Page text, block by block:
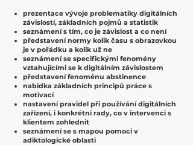
prezentace vývoje problematiky digitálních
závislostí, základních pojmů a statistik
seznámení s tím, co je závislost a co není
představení normy kolik času s obrazovkou
je v pořádku a kolik už ne
seznámení se specifickými fenomény
vztahujícími se k digitálním závislostem
představení fenoménu abstinence
nabídka základních principů práce s
motivací
nastavení pravidel při používání digitálních
zařízení, i konkrétní rady, co v intervenci s
klientem zohlednit
seznámení se s mapou pomoci v
adiktologické oblasti